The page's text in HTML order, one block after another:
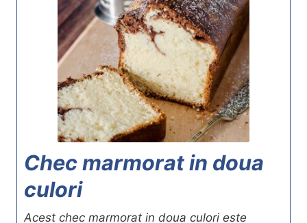
Chec marmorat in doua
culori
Acest chec marmorat in doua culori este